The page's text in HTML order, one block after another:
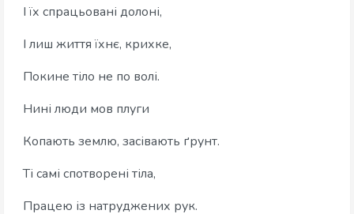
І їх спрацьовані долоні,
І лиш життя їхнє, крихке,
Покине тіло не по волі.
Нині люди мов плуги
Копають землю, засівають ґрунт.
Ті самі спотворені тіла,
Працею із натруджених рук.